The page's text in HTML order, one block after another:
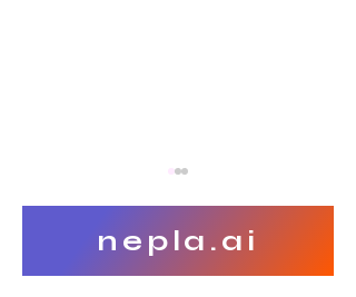
nepla.ai